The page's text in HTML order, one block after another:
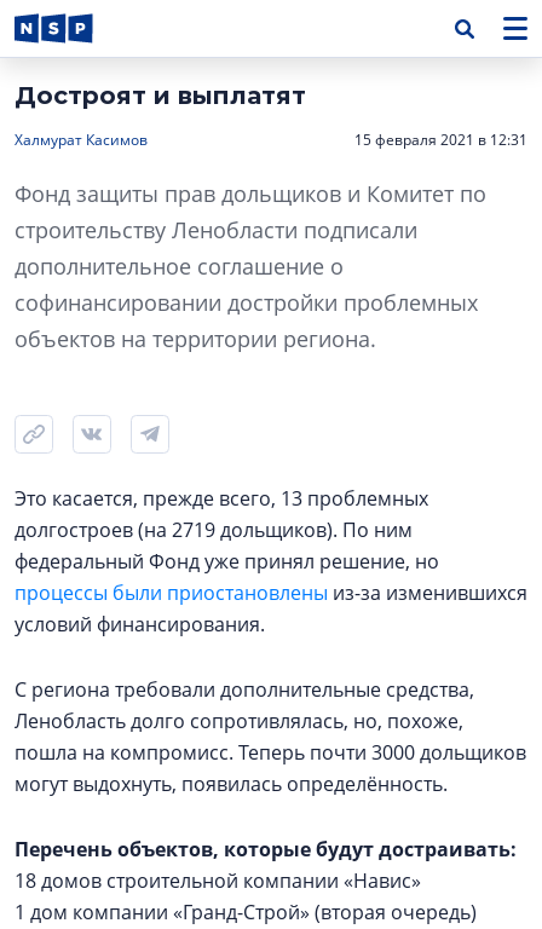
Достроят и выплатят
Халмурат Касимов 15 февраля 2021 в 12:31
Фонд защиты прав дольщиков и Комитет по
строительству Ленобласти подписали
дополнительное соглашение о
софинансировании достройки проблемных
объектов на территории региона.
Это касается, прежде всего, 13 проблемных
долгостроев (на 2719 дольщиков). По ним
федеральный Фонд уже принял решение, но
процессы были приостановлены из-за изменившихся
условий финансирования.
С региона требовали дополнительные средства,
Ленобласть долго сопротивлялась, но, похоже,
пошла на компромисс. Теперь почти 3000 дольщиков
могут выдохнуть, появилась определённость.
Перечень объектов, которые будут достраивать:
18 домов строительной компании «Навис»
1 дом компании «Гранд-Строй» (вторая очередь)